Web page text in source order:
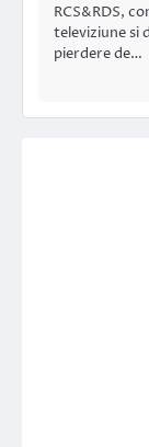
RCS&RDS,
televiziune si
pierdere de…